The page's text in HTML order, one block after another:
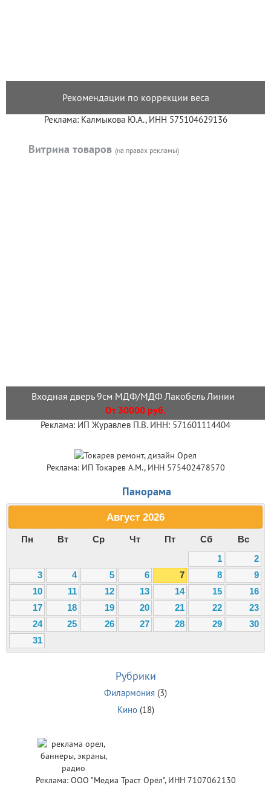
Рекомендации по коррекции веса
Реклама: Калмыкова Ю.А., ИНН 575104629136
Витрина товаров (на правах рекламы)
Входная дверь 9см МДФ/МДФ Лакобель Линии
От 30000 руб.
Реклама: ИП Журавлев П.В. ИНН: 571601114404
Реклама: ИП Токарев А.М., ИНН 575402478570
Панорама
Август 2026
Пн Вт Ср Чт Пт Сб
Вс
1
2
3
4 5 6 7 8
9
10
11 12 13 14 15
16
17
18 19 20 21 22
23
24
25 26 27 28 29
30
31
Рубрики
Филармония (3)
Кино(18)
Реклама: ООО "Медиа Траст Орёл", ИНН 7107062130